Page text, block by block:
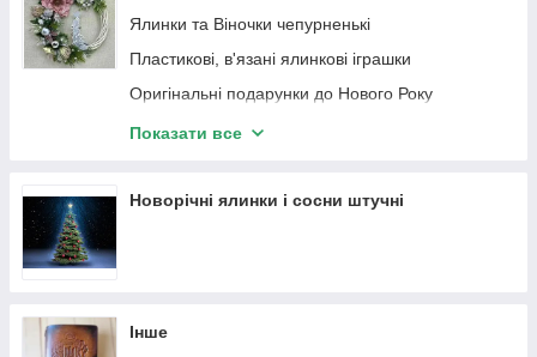
Ялинки та Віночки чепурненькі
Пластикові, в'язані ялинкові іграшки
Оригінальні подарунки до Нового Року
Символ року
Показати все
Новорічні ялинки і сосни штучні
Інше